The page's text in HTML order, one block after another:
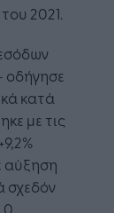
2021.
οδήγησε
κατά
με τις
αύξηση
σχεδόν
αλλάζουν: To
κάθε
εργαζόμενο